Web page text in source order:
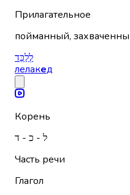
Прилагательное
пойманный,
לְלַכֵּד
лелакед
Корень
ל - כ - ד
Часть речи
Глагол